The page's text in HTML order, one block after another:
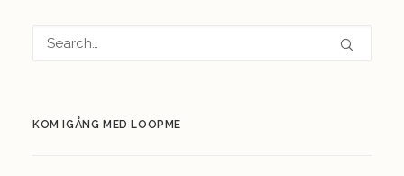
KOM IGÅNG MED LOOPME